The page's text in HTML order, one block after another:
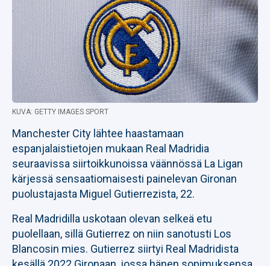
KUVA: GETTY IMAGES SPORT
Manchester City lähtee haastamaan
espanjalaistietojen mukaan Real Madridia
seuraavissa siirtoikkunoissa väännössä La Ligan
kärjessä sensaatiomaisesti painelevan Gironan
puolustajasta Miguel Gutierrezista, 22.
Real Madridilla uskotaan olevan selkeä etu
puolellaan, sillä Gutierrez on niin sanotusti Los
Blancosin mies. Gutierrez siirtyi Real Madridista